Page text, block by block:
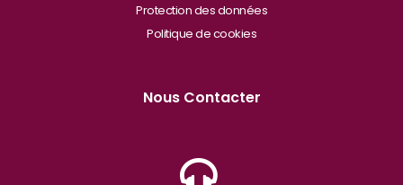
Protection des données
Politique de cookies
Nous Contacter